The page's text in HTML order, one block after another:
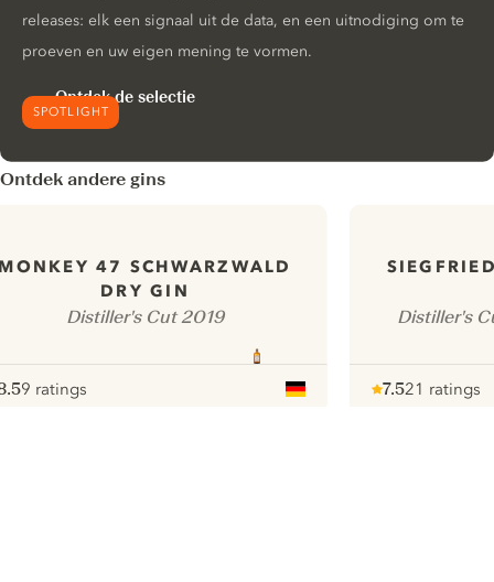
SPOTLIGHT
releases: elk een signaal uit de data, en een uitnodiging om te
proeven en uw eigen mening te vormen.
Ontdek de selectie
Ontdek andere gins
47 SCHWARZWALD
DRY GIN
Distiller's Cut 2019
9 ratings
Distiller's
7.521 ratings